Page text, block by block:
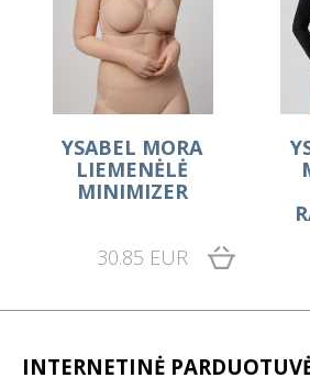
YSABEL MORA
LIEMENĖLĖ
MINIMIZER
30.85 EUR
INTERNETINĖ